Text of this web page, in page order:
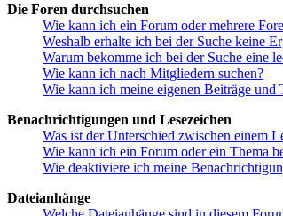
Die Foren durchsuchen
Wie kann ich ein Forum oder mehrere
Weshalb erhalte ich bei der Suche keine
Warum bekomme ich bei der Suche eine
Wie kann ich nach Mitgliedern suchen?
Wie kann ich meine eigenen Beiträge und
Benachrichtigungen und Lesezeichen
Was ist der Unterschied zwischen einem
Wie kann ich ein Forum oder ein Thema
Wie deaktiviere ich meine
Dateianhänge